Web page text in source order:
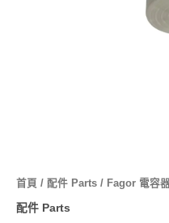
首頁 / 配件 Parts / Fagor 電容
配件 Parts